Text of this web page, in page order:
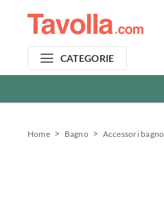
CATEGORIE
Home Bagno Accessori bagno